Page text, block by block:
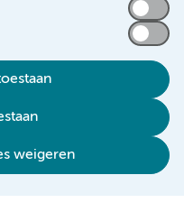
weigeren